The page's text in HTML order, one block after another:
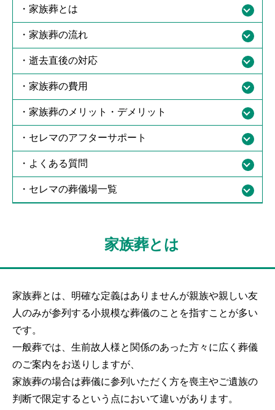
・家族葬とは
・家族葬の流れ
・逝去直後の対応
・家族葬の費用
・家族葬のメリット・デメリット
・セレマのアフターサポート
・よくある質問
・セレマの葬儀場一覧
家族葬とは
家族葬とは、明確な定義はありませんが親族や親しい友
人のみが参列する小規模な葬儀のことを指すことが多い
です。
一般葬では、生前故人様と関係のあった方々に広く葬儀
のご案内をお送りしますが、
家族葬の場合は葬儀に参列いただく方を喪主やご遺族の
判断で限定するという点において違いがあります。
大阪府の葬儀場・斎場を探す
福井県の葬儀場・斎場を探す
広島県の葬儀場・斎場を探す
セレマの家族葬
葬儀について知る
葬儀の流れ
葬儀の知識
よくある質問
お役立ちコラム
採用情報
株式会社セレマは京都から始まり65年以上確かな実績が信頼の証です